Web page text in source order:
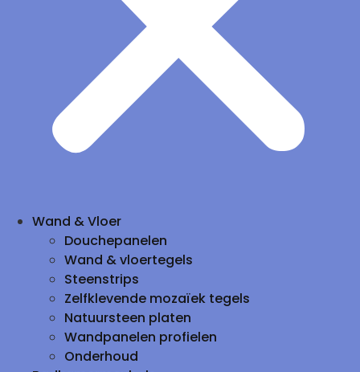
Wand & Vloer
Douchepanelen
Wand & vloertegels
Steenstrips
Zelfklevende mozaïek tegels
Natuursteen platen
Wandpanelen profielen
Onderhoud